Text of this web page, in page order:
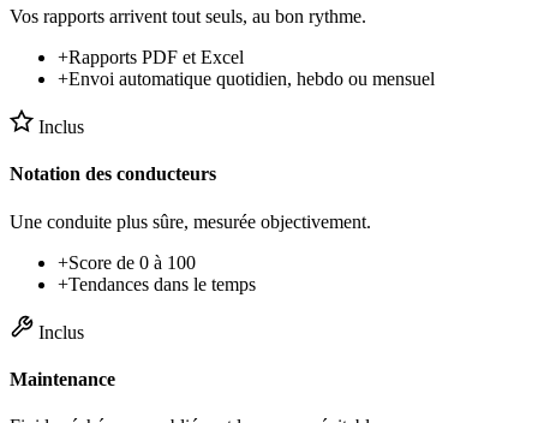
Vos rapports arrivent tout seuls, au bon rythme.
+Rapports PDF et Excel
+Envoi automatique quotidien, hebdo ou mensuel
Inclus
Notation des conducteurs
Une conduite plus sûre, mesurée objectivement.
+Score de 0 à 100
+Tendances dans le temps
Inclus
Maintenance